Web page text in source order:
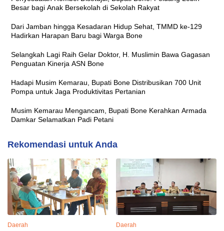
Besar bagi Anak Bersekolah di Sekolah Rakyat
Dari Jamban hingga Kesadaran Hidup Sehat, TMMD ke-129
Hadirkan Harapan Baru bagi Warga Bone
Selangkah Lagi Raih Gelar Doktor, H. Muslimin Bawa Gagasan
Penguatan Kinerja ASN Bone
Hadapi Musim Kemarau, Bupati Bone Distribusikan 700 Unit
Pompa untuk Jaga Produktivitas Pertanian
Musim Kemarau Mengancam, Bupati Bone Kerahkan Armada
Damkar Selamatkan Padi Petani
Rekomendasi untuk Anda
Daerah Daerah